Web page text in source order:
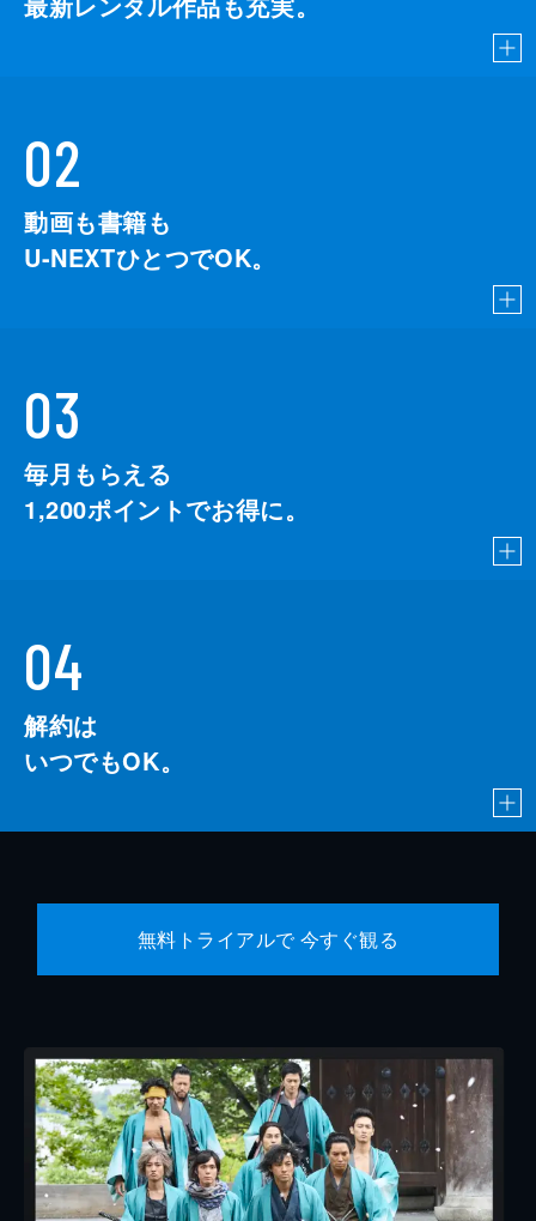
02
動画も書籍も
U-NEXTひとつでOK。
03
毎月もらえる
1,200ポイントでお得に。
04
解約は
いつでもOK。
無料トライアルで 今すぐ観る